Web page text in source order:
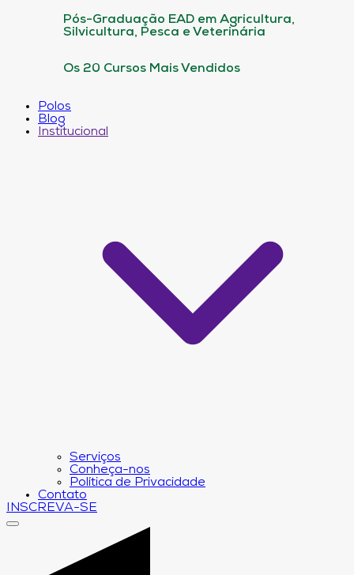
Pós-Graduação EAD em Agricultura,
Silvicultura, Pesca e Veterinária
Os 20 Cursos Mais Vendidos
Polos
Blog
Institucional
Serviços
Conheça-nos
Política de Privacidade
Contato
INSCREVA-SE